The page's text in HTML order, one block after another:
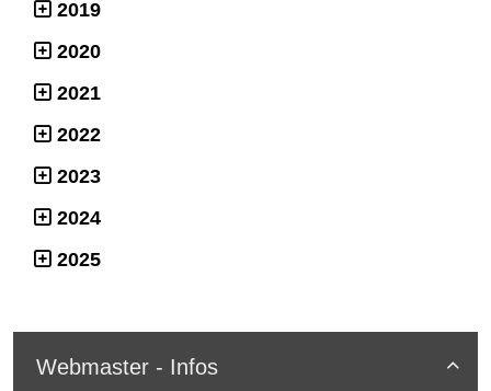
2019
2020
2021
2022
2023
2024
2025

Webmaster - Infos